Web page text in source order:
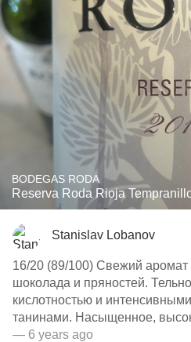
BODEGAS RODA
Reserva Roda Rioja
Stanislav Lobanov
16/20 (89/100) Свежий аромат
шоколада и пряностей.
кислотностью и
танинами. Насыщенное,
— 6 years ago